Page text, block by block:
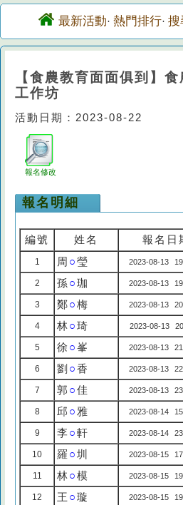
最新活動· 熱門排行· 搜
【食農教育面面俱到】
工作坊
活動日期：2023-08-22
報名修改
報名明細
編號 姓名 報名日
1 周 ○瑩 2023-08-13
2 孫○珈 2023-08-13
3 鄭○梅 2023-08-13
4 林○琦 2023-08-13
5 徐 ○峯 2023-08-13
6 劉 ○香 2023-08-13
7 郭 ○佳 2023-08-13
8 邱 ○ 雅 2023-08-14
9 李○軒 2023-08-14
10 羅 ○圳 2023-08-15
11 林○模 2023-08-15
12 王 ○璇 2023-08-15